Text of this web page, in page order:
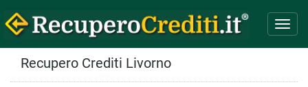
Recupero Crediti Livorno